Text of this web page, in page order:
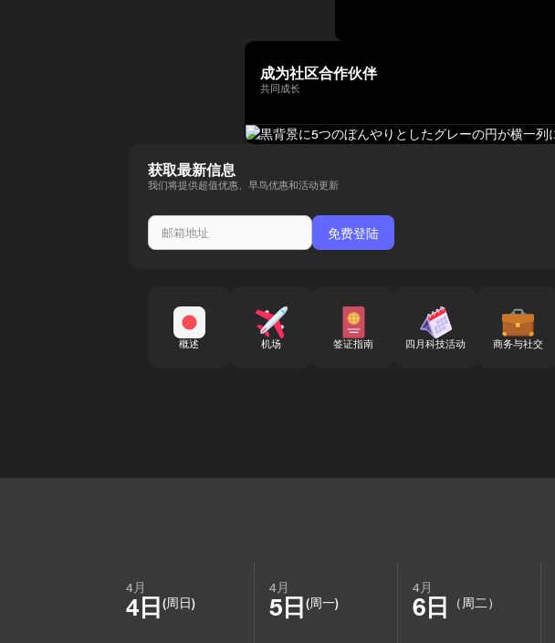
成为社区合作伙伴
共同成长
获取最新信息
我们将提供超值优惠、早鸟优惠和活动更新
概述 机场 签证指南 四月科技活动 商务与社交
4月
4日 (周日)
4月
5日(周一)
4月
6日 （周二）